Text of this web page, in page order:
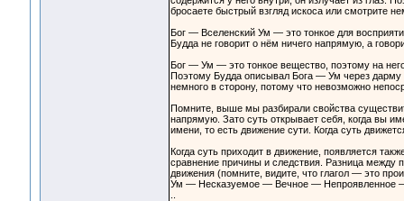
бросаете быстрый взгляд искоса или смотрите
Бог — Вселенский Ум — это тонкое для
Будда не говорит о нём ничего напрямую, а
Бог — Ум — это тонкое вещество, поэтому на
Поэтому Будда описывал Бога — Ум через
немного в сторону, потому что невозможно
Помните, выше мы разбирали свойства
напрямую. Зато суть открывает себя, когда вы
имени, то есть движение сути. Когда суть
Когда суть приходит в движение, появляется
сравнение причины и следствия. Разница между
движения (помните, видите, что глагол — это
Ум — Несказуемое — Вечное — Непроявленное